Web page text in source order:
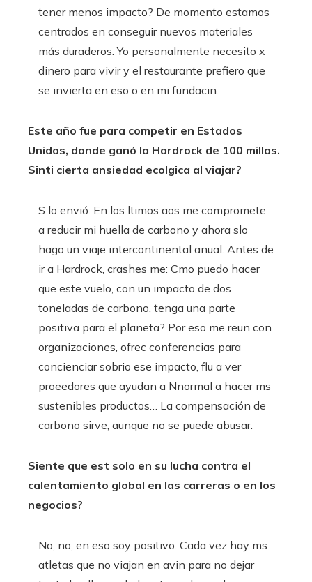
tener menos impacto? De momento estamos
centrados en conseguir nuevos materiales
más duraderos. Yo personalmente necesito x
dinero para vivir y el restaurante prefiero que
se invierta en eso o en mi fundacin.
Este año fue para competir en Estados
Unidos, donde ganó la Hardrock de 100 millas.
Sinti cierta ansiedad ecolgica al viajar?
S lo envió. En los ltimos aos me compromete
a reducir mi huella de carbono y ahora slo
hago un viaje intercontinental anual. Antes de
ir a Hardrock, crashes me: Cmo puedo hacer
que este vuelo, con un impacto de dos
toneladas de carbono, tenga una parte
positiva para el planeta? Por eso me reun con
organizaciones, ofrec conferencias para
concienciar sobrio ese impacto, flu a ver
proeedores que ayudan a Nnormal a hacer ms
sustenibles productos… La compensación de
carbono sirve, aunque no se puede abusar.
Siente que est solo en su lucha contra el
calentamiento global en las carreras o en los
negocios?
No, no, en eso soy positivo. Cada vez hay ms
atletas que no viajan en avin para no dejar